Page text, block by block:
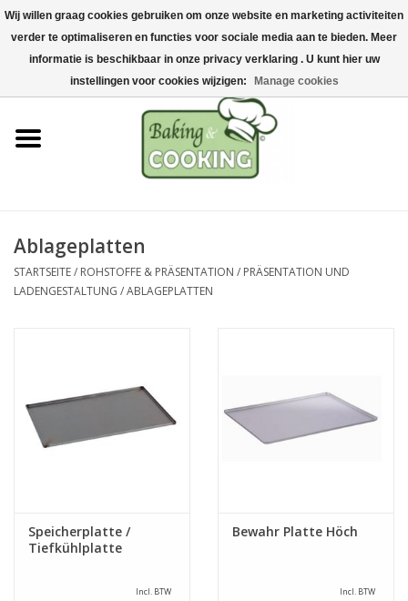
Startseite
Koch-&Backutensilien
Maschinen & Teile
Edelstahl
Aktionen
Ablageplatten
STARTSEITE/ ROHSTOFFE & PRÄSENTATION / PRÄSENTATION UND
LADENGESTALTUNG /ABLAGEPLATTEN
Speicherplatte /
Tiefkühlplatte
Incl. BTW
Bewahr Platte Höch
Incl. BTW
Wij willen graag cookies gebruiken om onze website en marketing activiteiten
verder te optimaliseren en functies voor sociale media aan te bieden. Meer
informatie is beschikbaar in onze privacy verklaring . U kunt hier uw
instellingen voor cookies wijzigen:
Manage cookies